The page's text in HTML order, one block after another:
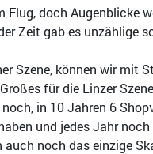
doch Augenblicke
Zeit gab es
Szene, können wir
für die Linzer
in 10 Jahren 6
und jedes Jahr
auch noch das einzige